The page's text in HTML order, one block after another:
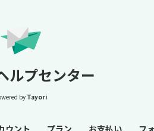
ルプセンター
by Tayori
ウント プラン お支払い フ